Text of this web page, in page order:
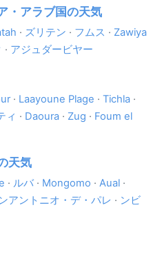
アラブ国の天気
· ズリテン · フムス · Zawiya
· アジュダービヤー
· Laayoune Plage · Tichla ·
ィ · Daoura · Zug · Foum el
天気
· ルバ· Mongomo · Aual ·
アントニオ・デ・パレ · ンビ